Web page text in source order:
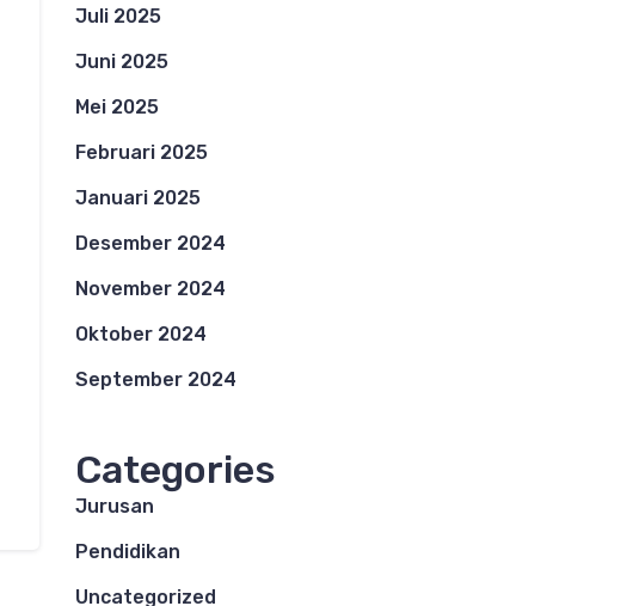
Juli 2025
Juni 2025
Mei 2025
Februari 2025
Januari 2025
Desember 2024
November 2024
Oktober 2024
September 2024
Categories
Jurusan
Pendidikan
Uncategorized